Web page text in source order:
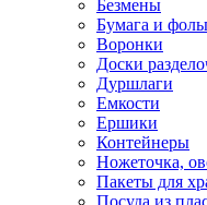
Безмены
Бумага и
Воронки
Доски
Дуршлаги
Емкости
Ершики
Контейнеры
Ножеточка,
Пакеты для
Посуда из